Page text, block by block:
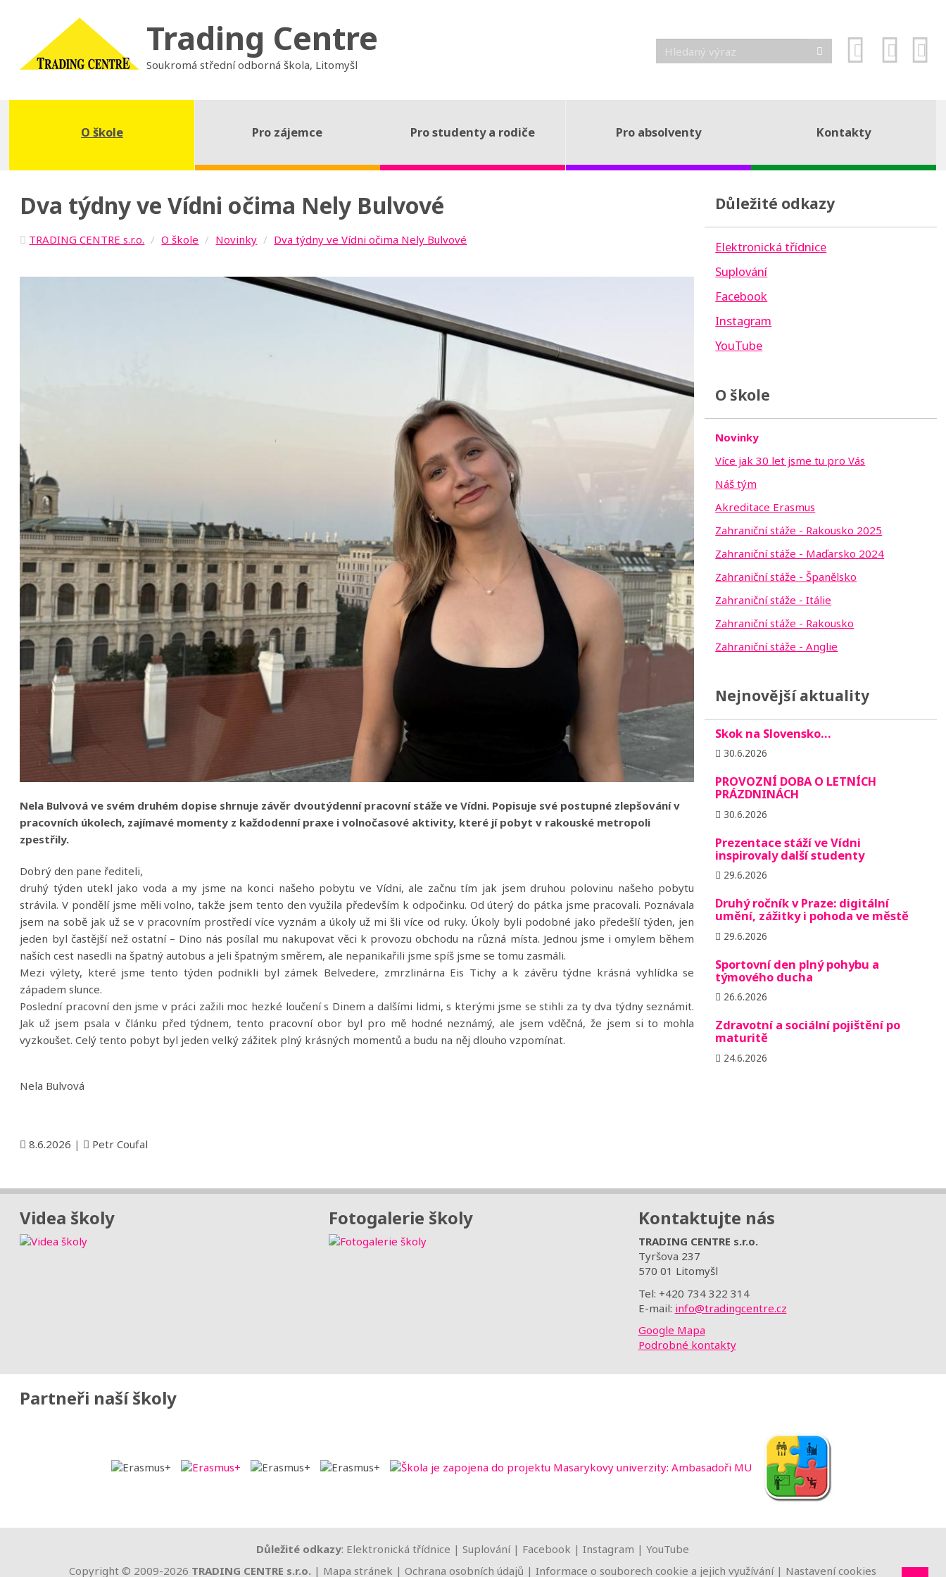
Trading Centre
Soukromá střední odborná škola, Litomyšl
O škole Pro zájemce Pro studenty a rodiče Pro absolventy Kontakty
Dva týdny ve Vídni očima Nely Bulvové
TRADING CENTRE s.r.o. O škole Novinky Dva týdny ve Vídni očima Nely Bulvové
Nela Bulvová ve svém druhém dopise shrnuje závěr dvoutýdenní pracovní stáže ve Vídni. Popisuje své postupné zlepšování v
pracovních úkolech, zajímavé momenty z každodenní praxe i volnočasové aktivity, které jí pobyt v rakouské metropoli
zpestřily.
Dobrý den pane řediteli,
druhý týden utekl jako voda a my jsme na konci našeho pobytu ve Vídni, ale začnu tím jak jsem druhou polovinu našeho pobytu
strávila. V pondělí jsme měli volno, takže jsem tento den využila především k odpočinku. Od úterý do pátka jsme pracovali. Poznávala
jsem na sobě jak už se v pracovním prostředí více vyznám a úkoly už mi šli více od ruky. Úkoly byli podobné jako předešlí týden, jen
jeden byl častější než ostatní – Dino nás posílal mu nakupovat věci k provozu obchodu na různá místa. Jednou jsme i omylem během
naších cest nasedli na špatný autobus a jeli špatným směrem, ale nepanikařili jsme spíš jsme se tomu zasmáli.
Mezi výlety, které jsme tento týden podnikli byl zámek Belvedere, zmrzlinárna Eis Tichy a k závěru týdne krásná vyhlídka se
západem slunce.
Poslední pracovní den jsme v práci zažili moc hezké loučení s Dinem a dalšími lidmi, s kterými jsme se stihli za ty dva týdny seznámit.
Jak už jsem psala v článku před týdnem, tento pracovní obor byl pro mě hodné neznámý, ale jsem vděčná, že jsem si to mohla
vyzkoušet. Celý tento pobyt byl jeden velký zážitek plný krásných momentů a budu na něj dlouho vzpomínat.
Nela Bulvová
8.6.2026 | Petr Coufal
Důležité odkazy
Elektronická třídnice
Suplování
Facebook
Instagram
YouTube
O škole
Novinky
Více jak 30 let jsme tu pro Vás
Náš tým
Akreditace Erasmus
Zahraniční stáže - Rakousko 2025
Zahraniční stáže - Maďarsko 2024
Zahraniční stáže - Španělsko
Zahraniční stáže - Itálie
Zahraniční stáže - Rakousko
Zahraniční stáže - Anglie
Nejnovější aktuality
Skok na Slovensko…
30.6.2026
PROVOZNÍ DOBA O LETNÍCH
PRÁZDNINÁCH
30.6.2026
Prezentace stáží ve Vídni
inspirovaly další studenty
29.6.2026
Druhý ročník v Praze: digitální
umění, zážitky i pohoda ve městě
29.6.2026
Sportovní den plný pohybu a
týmového ducha
26.6.2026
Zdravotní a sociální pojištění po
maturitě
24.6.2026
Videa školy Fotogalerie školy Kontaktujte nás
TRADING CENTRE s.r.o.
Tyršova 237
570 01 Litomyšl
Tel: +420 734 322 314
E-mail: info@tradingcentre.cz
Google Mapa
Podrobné kontakty
Partneři naší školy
Důležité odkazy: Elektronická třídnice | Suplování | Facebook | Instagram | YouTube
Copyright © 2009-2026 TRADING CENTRE s.r.o. | Mapa stránek | Ochrana osobních údajů | Informace o souborech cookie a jejich využívání | Nastavení cookies